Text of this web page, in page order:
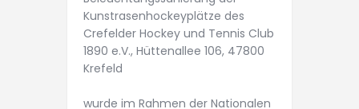
Kunstrasen­­hockey­plätze des
Crefelder Hockey und Tennis Club
1890 e.V., Hüttenallee 106, 47800
Krefeld
wurde im Rahmen der Nationalen